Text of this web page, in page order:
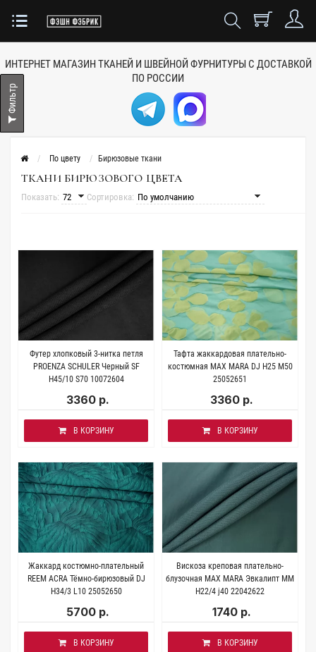
ИНТЕРНЕТ МАГАЗИН ТКАНЕЙ И ШВЕЙНОЙ ФУРНИТУРЫ С ДОСТАВКОЙ
ПО РОССИИ
По цвету Бирюзовые ткани
ТКАНИ БИРЮЗОВОГО ЦВЕТА
Показать: Сортировка:
Футер хлопковый 3-нитка петля
PROENZA SCHULER Черный SF
H45/10 S70 10072604
3360 р.
В КОРЗИНУ
Тафта жаккардовая плательно-
костюмная MAX MARA DJ H25 М50
25052651
3360 р.
В КОРЗИНУ
Жаккард костюмно-плательный
REEM ACRA Тёмно-бирюзовый DJ
H34/3 L10 25052650
5700 р.
В КОРЗИНУ
Вискоза креповая плательно-
блузочная MAX MARA Эвкалипт MM
H22/4 j40 22042622
1740 р.
В КОРЗИНУ
Фильтр